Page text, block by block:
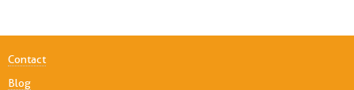
Contact
Blog